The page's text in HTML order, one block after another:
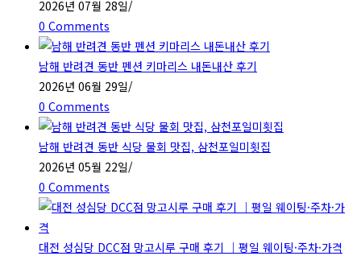
2026년 07월 28일/
0 Comments
남해 반려견 동반 펜션 키마리스 내돈내산 후기
2026년 06월 29일/
0 Comments
남해 반려견 동반 식당 물회 맛집, 삼천포일미횟집
2026년 05월 22일/
0 Comments
대전 성심당 DCC점 망고시루 구매 후기 ｜평일 웨이팅·주차·가격